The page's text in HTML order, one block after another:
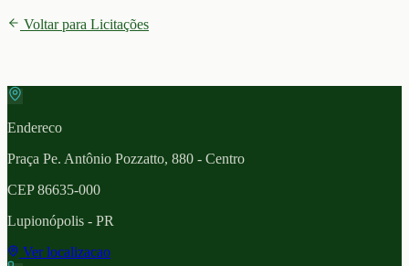
Voltar para Licitações
Endereco
Praça Pe. Antônio Pozzatto, 880 - Centro
CEP86635-000
Lupionópolis - PR
Ver localizacao